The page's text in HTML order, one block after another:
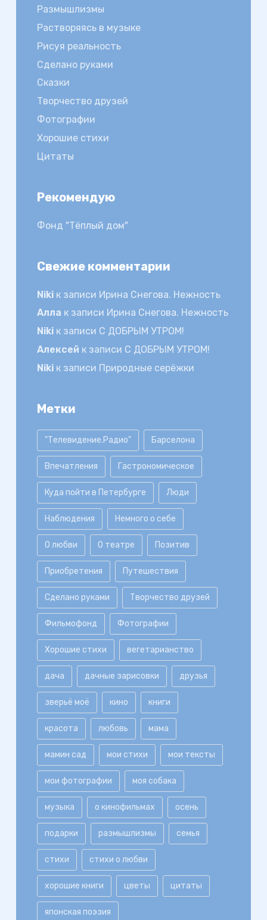
Размышлизмы
Растворяясь в музыке
Рисуя реальность
Сделано руками
Сказки
Творчество друзей
Фотографии
Хорошие стихи
Цитаты
Рекомендую
Фонд "Тёплый дом"
Свежие комментарии
Nikiк записи Ирина Снегова. Нежность
Алла к записи Ирина Снегова. Нежность
Nikiк записи С ДОБРЫМ УТРОМ!
Алексей к записи С ДОБРЫМ УТРОМ!
Nikiк записи Природные серёжки
Метки
"Телевидение.Радио" Барселона
Впечатления Гастрономическое
Куда пойти в Петербурге Люди
Наблюдения Немного о себе
О любви О театре Позитив
Приобретения Путешествия
Сделано руками Творчество друзей
Фильмофонд Фотографии
Хорошие стихи вегетарианство
дача дачные зарисовки друзья
зверьё моё кино книги
красота любовь мама
мамин сад мои стихи мои тексты
мои фотографии моя собака
музыка о кинофильмах осень
подарки размышлизмы семья
стихи стихи о любви
хорошие книги цветы цитаты
японская поэзия